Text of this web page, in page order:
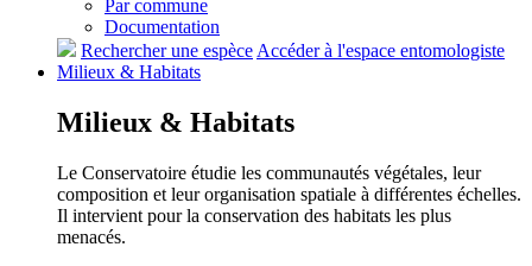
Par commune
Documentation
Rechercher une espèce Accéder à l'espace entomologiste
Milieux & Habitats
Milieux & Habitats
Le Conservatoire étudie les communautés végétales, leur
composition et leur organisation spatiale à différentes échelles.
Il intervient pour la conservation des habitats les plus
menacés.